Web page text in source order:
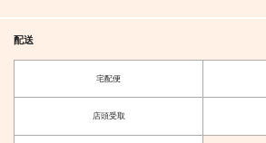
配送
宅配便
店頭受取